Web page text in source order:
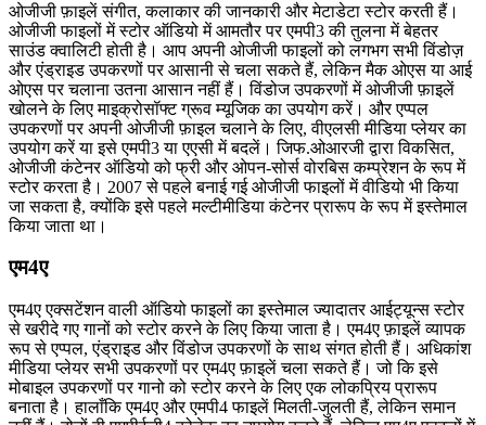
ओजीजी फ़ाइलें संगीत, कलाकार की जानकारी और मेटाडेटा स्टोर करती हैं।
ओजीजी फाइलों में स्टोर ऑडियो में आमतौर पर एमपी3 की तुलना में बेहतर
साउंड क्वालिटी होती है। आप अपनी ओजीजी फाइलों को लगभग सभी विंडोज़
और एंड्राइड उपकरणों पर आसानी से चला सकते हैं, लेकिन मैक ओएस या आई
ओएस पर चलाना उतना आसान नहीं हैं। विंडोज उपकरणों में ओजीजी फ़ाइलें
खोलने के लिए माइक्रोसॉफ्ट ग्रूव म्यूजिक का उपयोग करें। और एप्पल
उपकरणों पर अपनी ओजीजी फ़ाइल चलाने के लिए, वीएलसी मीडिया प्लेयर का
उपयोग करें या इसे एमपी3 या एएसी में बदलें। जिफ.ओआरजी द्वारा विकसित,
ओजीजी कंटेनर ऑडियो को फ्री और ओपन-सोर्स वोरबिस कम्प्रेशन के रूप में
स्टोर करता है। 2007 से पहले बनाई गई ओजीजी फाइलों में वीडियो भी किया
जा सकता है, क्योंकि इसे पहले मल्टीमीडिया कंटेनर प्रारूप के रूप में इस्तेमाल
किया जाता था।
एम4ए
एम4ए एक्सटेंशन वाली ऑडियो फाइलों का इस्तेमाल ज्यादातर आईट्यून्स स्टोर
से खरीदे गए गानों को स्टोर करने के लिए किया जाता है। एम4ए फ़ाइलें व्यापक
रूप से एप्पल, एंड्राइड और विंडोज उपकरणों के साथ संगत होती हैं। अधिकांश
मीडिया प्लेयर सभी उपकरणों पर एम4ए फ़ाइलें चला सकते हैं। जो कि इसे
मोबाइल उपकरणों पर गानो को स्टोर करने के लिए एक लोकप्रिय प्रारूप
बनाता है। हालाँकि एम4ए और एमपी4 फाइलें मिलती-जुलती हैं, लेकिन समान